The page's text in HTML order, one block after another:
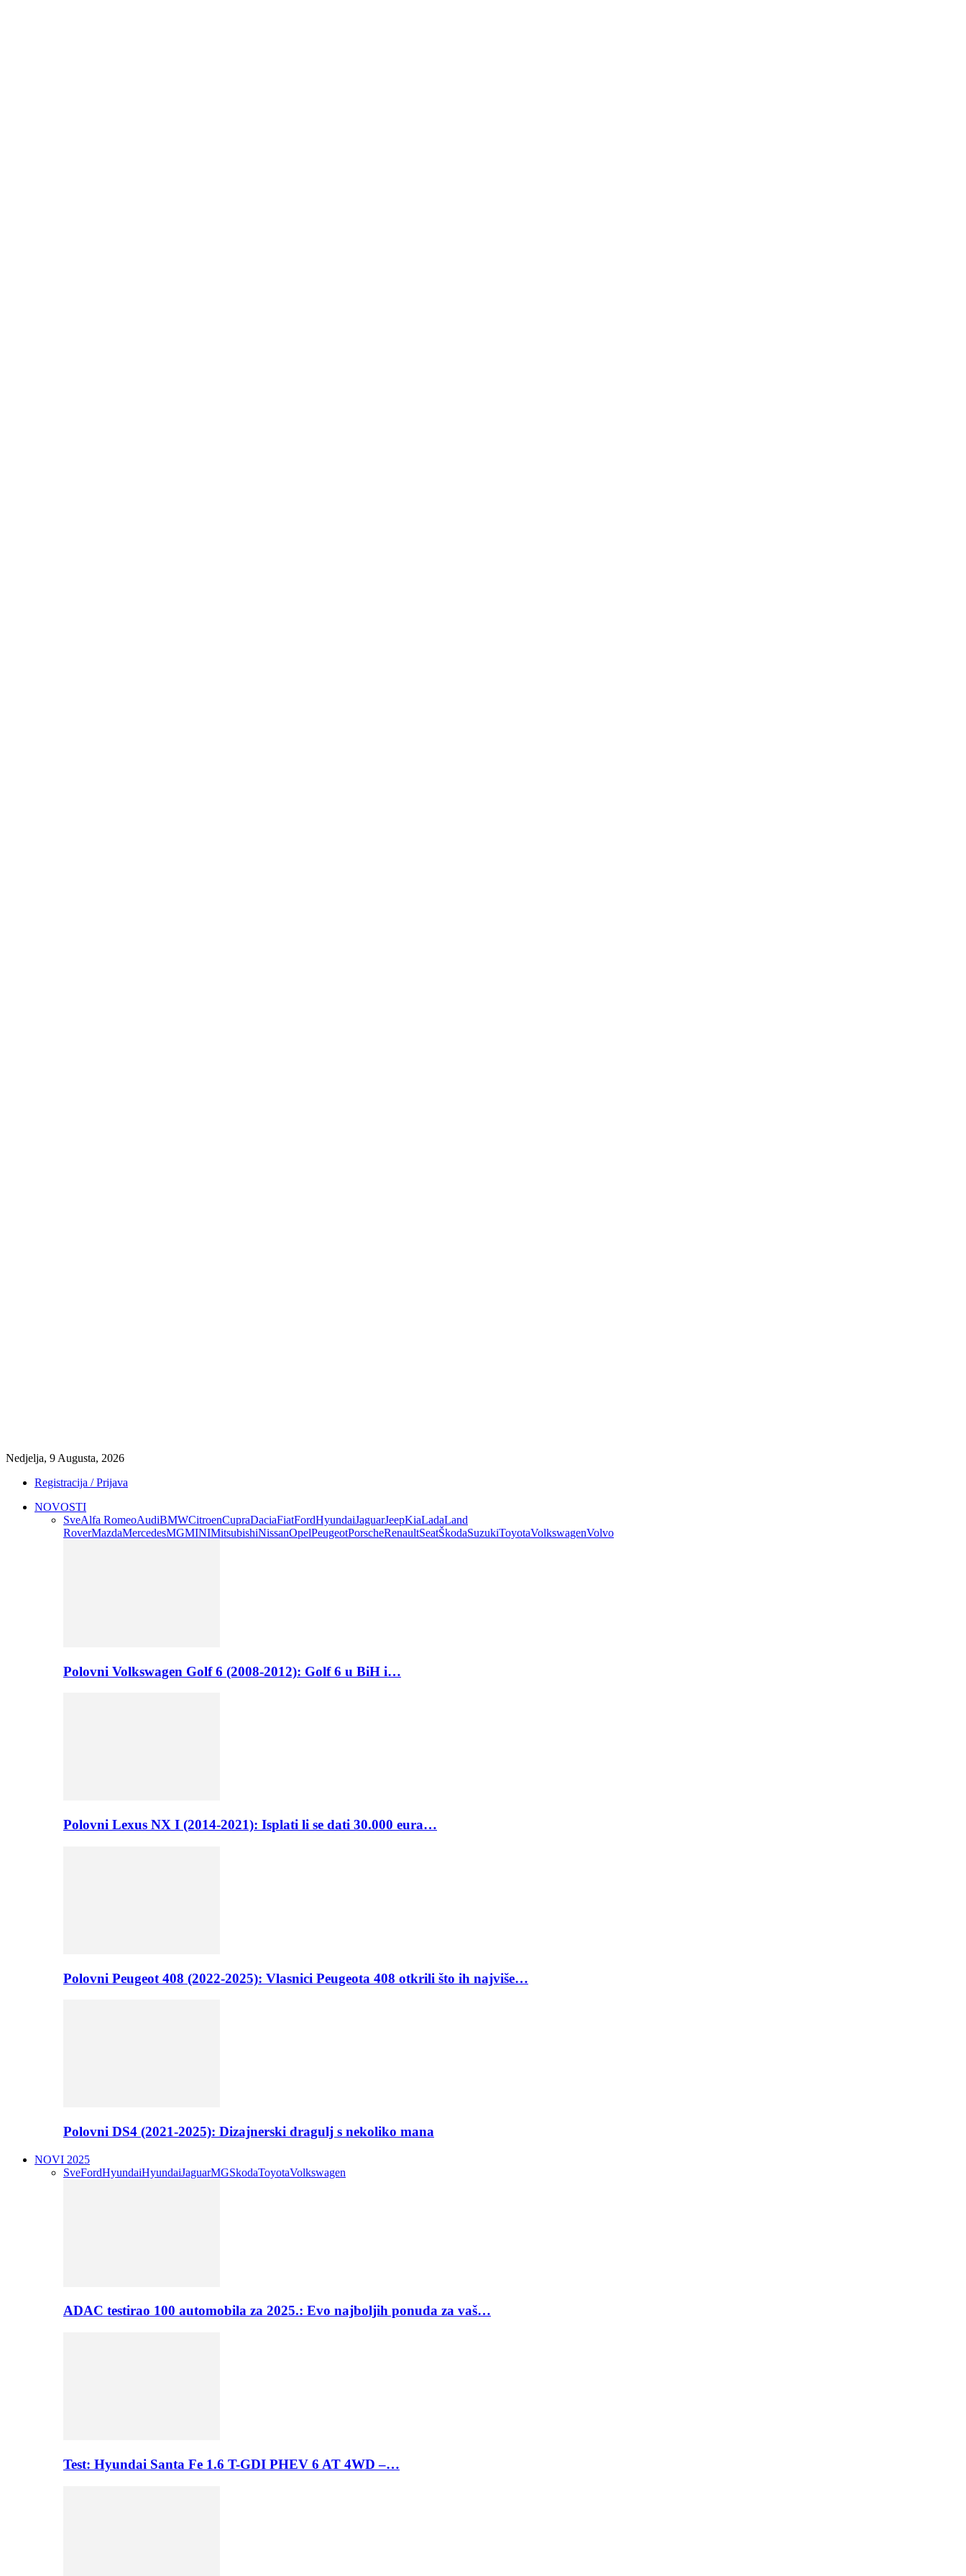
Nedjelja, 9 Augusta, 2026
Registracija / Prijava
NOVOSTI
SveAlfa RomeoAudiBMWCitroenCupraDaciaFiatFordHyundaiJaguarJeepKiaLadaLand
RoverMazdaMercedesMGMINIMitsubishiNissanOpelPeugeotPorscheRenaultSeatŠkodaSuzukiToyotaVolkswagenVolvo
Polovni Volkswagen Golf 6 (2008-2012): Golf 6 u BiH i…
Polovni Lexus NX I (2014-2021): Isplati li se dati 30.000 eura…
Polovni Peugeot 408 (2022-2025): Vlasnici Peugeota 408 otkrili što ih najviše…
Polovni DS4 (2021-2025): Dizajnerski dragulj s nekoliko mana
NOVI 2025
SveFordHyundaiHyundaiJaguarMGSkodaToyotaVolkswagen
ADAC testirao 100 automobila za 2025.: Evo najboljih ponuda za vaš…
Test: Hyundai Santa Fe 1.6 T-GDI PHEV 6 AT 4WD –…